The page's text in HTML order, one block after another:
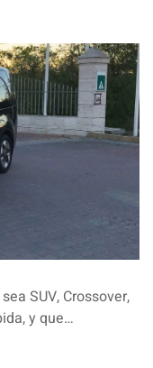
SUV, Crossover,
y que…